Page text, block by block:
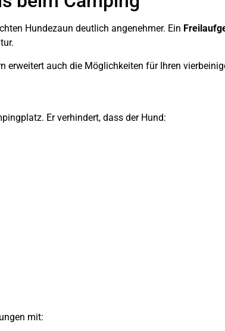
Hundezaun deutlich angenehmer. Ein
erweitert auch die Möglichkeiten für Ihren
Er verhindert, dass der Hund:
mit: